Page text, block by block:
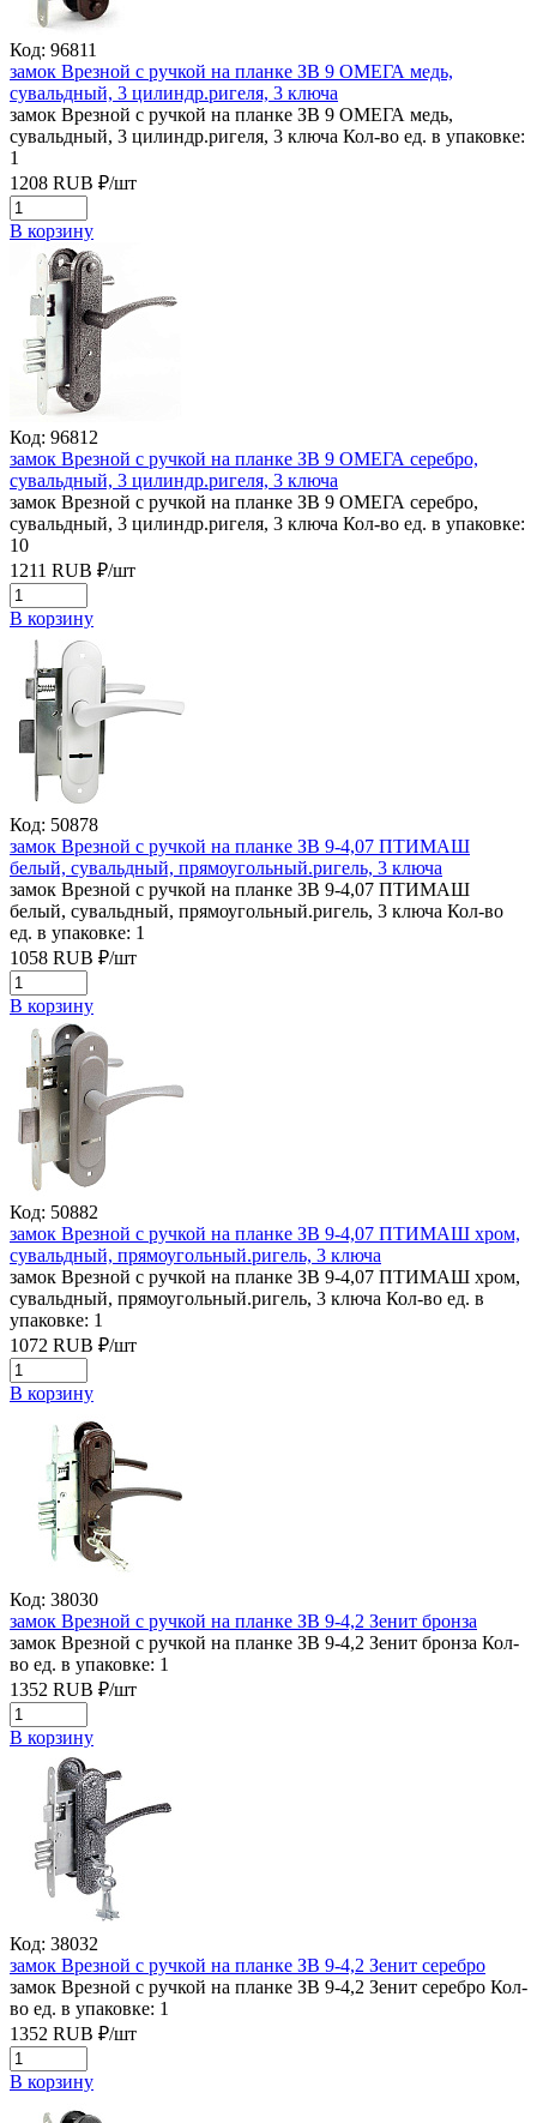
Код: 96811
замок Врезной с ручкой на планке ЗВ 9 ОМЕГА медь,
сувальдный, 3 цилиндр.ригеля, 3 ключа
замок Врезной с ручкой на планке ЗВ 9 ОМЕГА медь,
сувальдный, 3 цилиндр.ригеля, 3 ключа Кол-во ед. в упаковке:
1
1208 RUB ₽/шт
В корзину
Код: 96812
замок Врезной с ручкой на планке ЗВ 9 ОМЕГА серебро,
сувальдный, 3 цилиндр.ригеля, 3 ключа
замок Врезной с ручкой на планке ЗВ 9 ОМЕГА серебро,
сувальдный, 3 цилиндр.ригеля, 3 ключа Кол-во ед. в упаковке:
10
1211 RUB ₽/шт
В корзину
Код: 50878
замок Врезной с ручкой на планке ЗВ 9-4,07 ПТИМАШ
белый, сувальдный, прямоугольный.ригель, 3 ключа
замок Врезной с ручкой на планке ЗВ 9-4,07 ПТИМАШ
белый, сувальдный, прямоугольный.ригель, 3 ключа Кол-во
ед. в упаковке: 1
1058 RUB ₽/шт
В корзину
Код: 50882
замок Врезной с ручкой на планке ЗВ 9-4,07 ПТИМАШ хром,
сувальдный, прямоугольный.ригель, 3 ключа
замок Врезной с ручкой на планке ЗВ 9-4,07 ПТИМАШ хром,
сувальдный, прямоугольный.ригель, 3 ключа Кол-во ед. в
упаковке: 1
1072 RUB ₽/шт
В корзину
Код: 38030
замок Врезной с ручкой на планке ЗВ 9-4,2 Зенит бронза
замок Врезной с ручкой на планке ЗВ 9-4,2 Зенит бронза Кол-
во ед. в упаковке: 1
1352 RUB ₽/шт
В корзину
Код: 38032
замок Врезной с ручкой на планке ЗВ 9-4,2 Зенит серебро
замок Врезной с ручкой на планке ЗВ 9-4,2 Зенит серебро Кол-
во ед. в упаковке: 1
1352 RUB ₽/шт
В корзину